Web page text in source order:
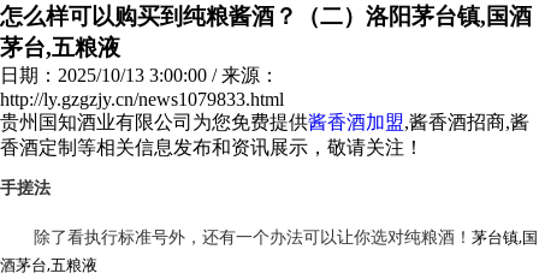
怎么样可以购买到纯粮酱酒？（二）洛阳茅台镇,国酒
茅台,五粮液
日期：2025/10/13 3:00:00 / 来源：
http://ly.gzgzjy.cn/news1079833.html
贵州国知酒业有限公司为您免费提供酱香酒加盟,酱香酒招商,酱
香酒定制等相关信息发布和资讯展示，敬请关注！
手搓法
除了看执行标准号外，还有一个办法可以让你选对纯粮酒！ 茅台镇,国
酒茅台,五粮液